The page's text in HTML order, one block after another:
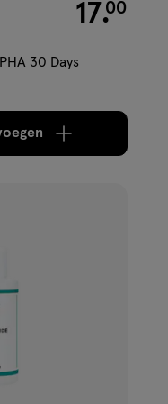
Er zijn nog maar 8
€ 17.00
17.00
30 Days
verhoog aantal met